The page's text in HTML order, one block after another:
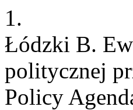
1.
Łódzki B.
politycznej
Policy